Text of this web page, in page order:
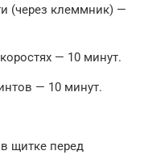
(через клеммник) —
— 10 минут.
— 10 минут.
щитке перед